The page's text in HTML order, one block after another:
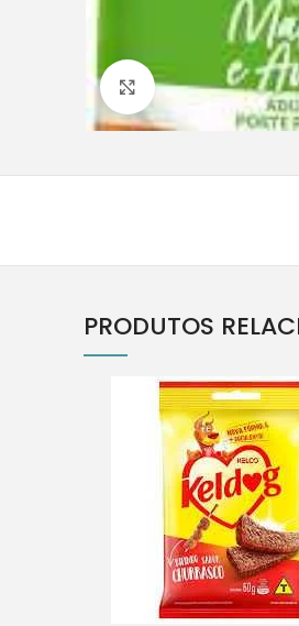
Clique para
PRODUTOS